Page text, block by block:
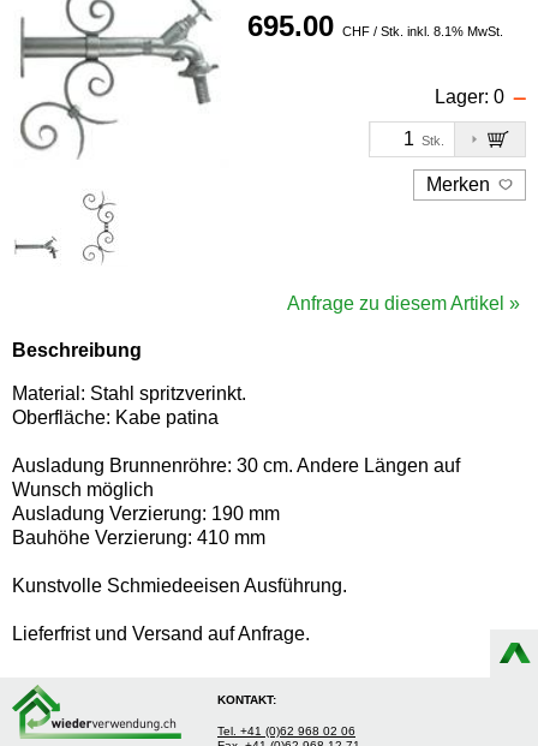
695.00 CHF / Stk. inkl. 8.1% MwSt.
Lager: 0
Stk.
Merken
Anfrage zu diesem Artikel »
Beschreibung
Material: Stahl spritzverinkt.
Oberfläche: Kabe patina
Ausladung Brunnenröhre: 30 cm. Andere Längen auf
Wunsch möglich
Ausladung Verzierung: 190 mm
Bauhöhe Verzierung: 410 mm
Kunstvolle Schmiedeeisen Ausführung.
Lieferfrist und Versand auf Anfrage.
KONTAKT:
Tel. +41 (0)62 968 02 06